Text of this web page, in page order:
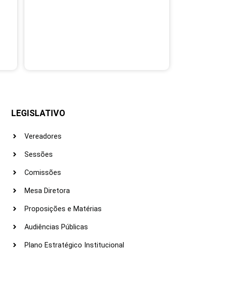
LEGISLATIVO
Vereadores
Sessões
Comissões
Mesa Diretora
Proposições e Matérias
Audiências Públicas
Plano Estratégico Institucional